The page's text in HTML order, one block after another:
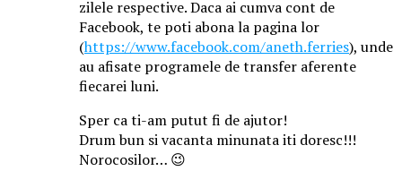
zilele respective. Daca ai cumva cont de
Facebook, te poti abona la pagina lor
(https://www.facebook.com/aneth.ferries), unde
au afisate programele de transfer aferente
fiecarei luni.
Sper ca ti-am putut fi de ajutor!
Drum bun si vacanta minunata iti doresc!!!
Norocosilor… 😉